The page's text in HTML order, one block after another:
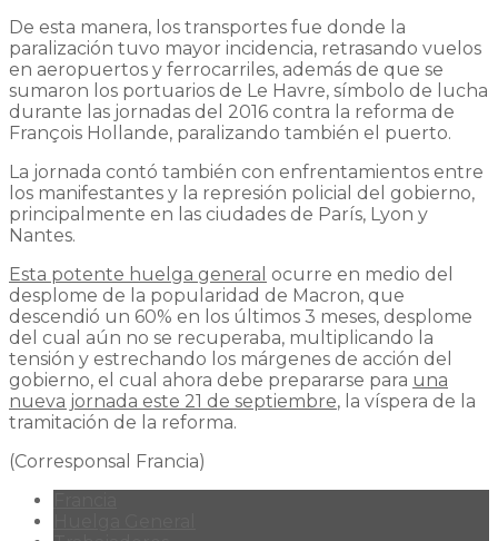
De esta manera, los transportes fue donde la
paralización tuvo mayor incidencia, retrasando vuelos
en aeropuertos y ferrocarriles, además de que se
sumaron los portuarios de Le Havre, símbolo de lucha
durante las jornadas del 2016 contra la reforma de
François Hollande, paralizando también el puerto.
La jornada contó también con enfrentamientos entre
los manifestantes y la represión policial del gobierno,
principalmente en las ciudades de París, Lyon y
Nantes.
Esta potente huelga general ocurre en medio del
desplome de la popularidad de Macron, que
descendió un 60% en los últimos 3 meses, desplome
del cual aún no se recuperaba, multiplicando la
tensión y estrechando los márgenes de acción del
gobierno, el cual ahora debe prepararse para una
nueva jornada este 21 de septiembre, la víspera de la
tramitación de la reforma.
(Corresponsal Francia)